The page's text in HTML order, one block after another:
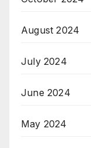
August 2024
July 2024
June 2024
May 2024